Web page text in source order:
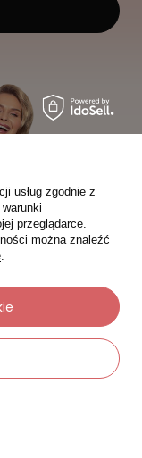
usług zgodnie z
przeglądarce.
można znaleźć
.